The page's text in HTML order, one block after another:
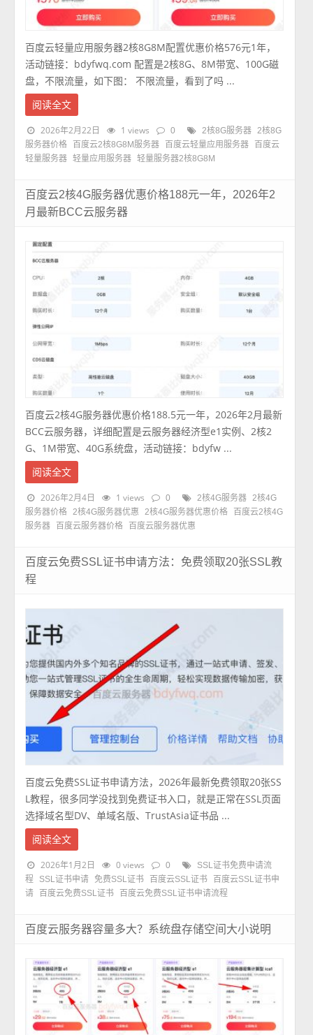
百度云轻量应用服务器2核8G8M配置优惠价格576元1年，
活动链接：bdyfwq.com 配置是2核8G、8M带宽、100G磁
盘，不限流量，如下图： 不限流量，看到了吗 ...
阅读全文
2026年2月22日 1 views 0 2核8G服务器
2核8G
服务器价格
百度云2核8G8M服务器 百度云轻量应用服务器
百度云
轻量服务器 轻量应用服务器 轻量服务器2核8G8M
百度云2核4G服务器优惠价格188元一年，2026年2
月最新BCC云服务器
百度云2核4G服务器优惠价格188.5元一年，2026年2月最新
BCC云服务器，详细配置是云服务器经济型e1实例、2核2
G、1M带宽、40G系统盘，活动链接：bdyfw ...
阅读全文
2026年2月4日 1 views 0 2核4G服务器
2核4G
服务器价格 2核4G服务器优惠 2核4G服务器优惠价格
百度云2核4G
服务器
百度云服务器价格 百度云服务器优惠
百度云免费SSL证书申请方法：免费领取20张SSL教
程
百度云免费SSL证书申请方法，2026年最新免费领取20张SS
L教程，很多同学没找到免费证书入口，就是正常在SSL页面
选择域名型DV、单域名版、TrustAsia证书品 ...
阅读全文
2026年1月2日 0 views 0
SSL证书免费申请流
程
SSL证书申请 免费SSL证书 百度云SSL证书
百度云SSL证书申
请
百度云免费SSL证书 百度云免费SSL证书申请流程
百度云服务器容量多大？系统盘存储空间大小说明